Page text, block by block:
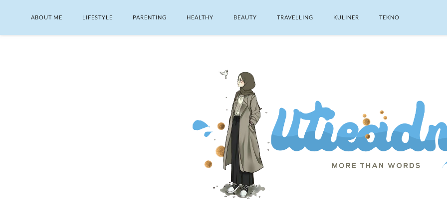
ABOUT ME LIFESTYLE PARENTING HEALTHY BEAUTY TRAVELLING KULINER TEKNO
SEARCH THIS BLOG